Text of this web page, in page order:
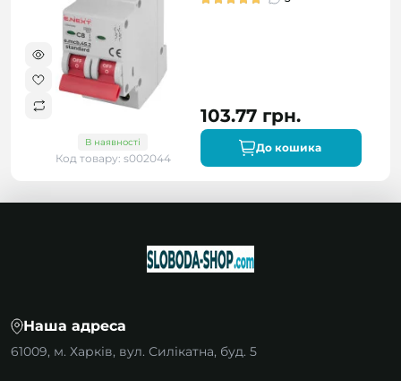
В наявності
Код товару: s002044
103.77 грн.
До кошика
Наша адреса
61009, м. Харків, вул. Силікатна, буд. 5